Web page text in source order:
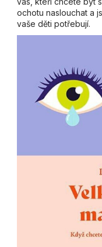
ochotu naslouchat a
vaše děti potřebují.